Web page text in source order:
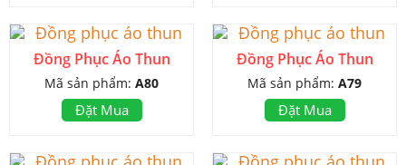
Đồng Phục Áo Thun
Mã sản phẩm: A80
Đặt Mua
Đồng Phục Áo Thun
Mã sản phẩm: A79
Đặt Mua